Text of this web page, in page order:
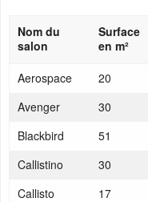
Nom du
salon
Surface
en m²
Aerospace
20
Avenger
30
Blackbird
51
Callistino
30
Callisto
17